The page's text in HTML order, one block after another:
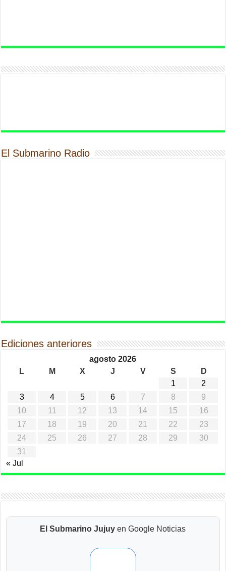
El Submarino Radio
Ediciones anteriores
agosto 2026
L
M X J V S
D
1
2
3
4 5 6 7 8
9
10
11 12 13 14 15
16
17
18 19 20 21 22
23
24
25 26 27 28 29
30
31
« Jul
El Submarino Jujuy en Google Noticias